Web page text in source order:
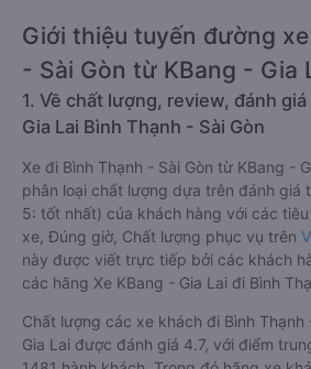
Giới thiệu tuyến đường
- Sài Gòn từ KBang - Gia
1. Về chất lượng, review, đánh
Gia Lai Bình Thạnh - Sài Gòn
Xe đi Bình Thạnh - Sài Gòn từ KBang -
phân loại chất lượng dựa trên đánh giá
5: tốt nhất) của khách hàng với các
xe, Đúng giờ, Chất lượng phục vụ trên
này được viết trực tiếp bởi các khách
các hãng Xe KBang - Gia Lai đi Bình
Chất lượng các xe khách đi Bình Thạnh
Gia Lai được đánh giá 4.7, với điểm